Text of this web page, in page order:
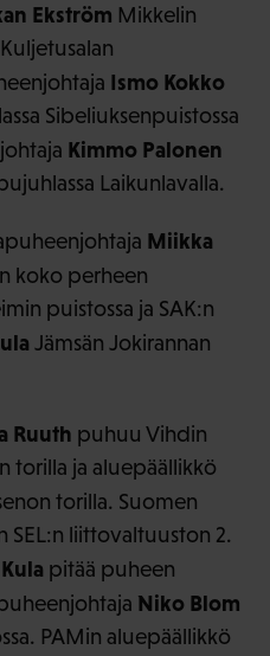
Ekström Mikkelin
Ismo Kokko
Sibeliuksenpuistossa
Kimmo Palonen
Laikunlavalla.
Miikka
koko perheen
puistossa ja SAK:n
Jämsän Jokirannan
Ruuth puhuu Vihdin
torilla ja aluepäällikkö
torilla. Suomen
SEL:n liittovaltuuston 2.
pitää puheen
Niko Blom
PAMin aluepäällikkö